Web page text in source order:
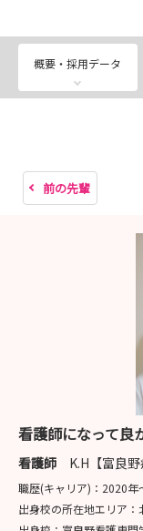
概要・採用データ
前の先輩
看護師になって良
看護師 K.H【富良野
職歴(キャリア)： 2020年
出身校の所在地エリア：